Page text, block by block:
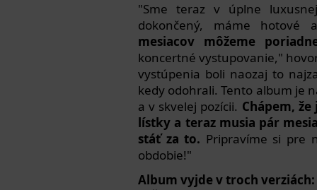
"Sme teraz v úplne
dokončený, máme
mesiacov môžeme
koncertné vystupovanie,"
vystúpenia boli naozaj to
kedy odohrali. Tento album je
a v skvelej pozícii. Chápem,
lístky a teraz musia pár
stáť za to. Pripravíme si pre
obdobie!"
Album vyjde v troch verziách: